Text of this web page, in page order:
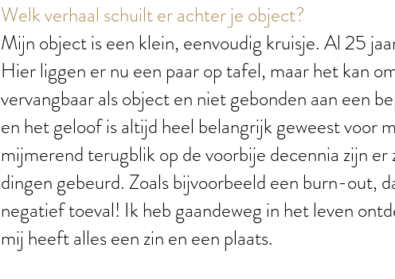
Welk verhaal schuilt er achter je object?
Mijn object is een klein, eenvoudig kruisje. Al 25
Hier liggen er nu een paar op tafel, maar het kan
vervangbaar als object en niet gebonden aan een
en het geloof is altijd heel belangrijk geweest voor
mijmerend terugblik op de voorbije decennia zijn er
dingen gebeurd. Zoals bijvoorbeeld een burn-out,
negatief toeval! Ik heb gaandeweg in het leven
mij heeft alles een zin en een plaats.